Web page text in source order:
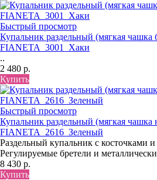
Быстрый просмотр
Купальник раздельный (мягкая чашка
FIANETA_3001_Хаки
..
2 480 р.
Купить
Быстрый просмотр
Купальник раздельный (мягкая чашка
FIANETA_2616_Зеленый
Раздельный купальник с косточками
Регулируемые бретели и
8 430 р.
Купить